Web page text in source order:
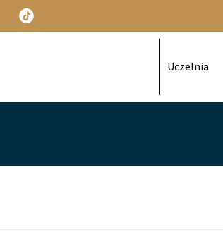
Uczelnia